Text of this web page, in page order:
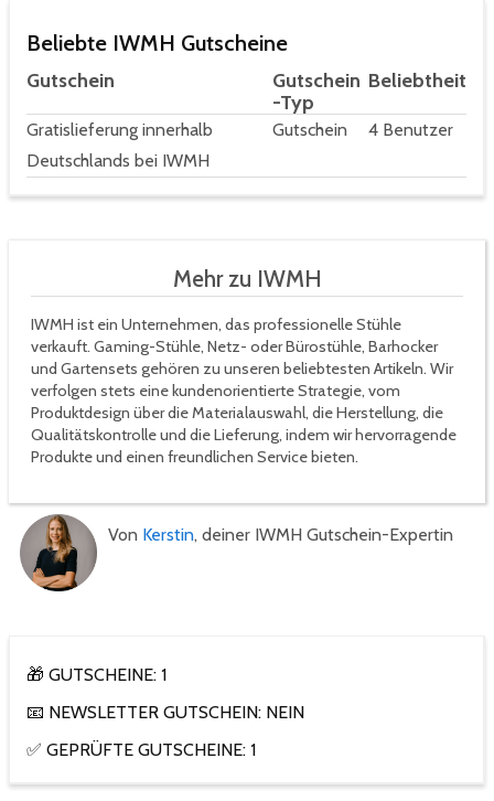
Beliebte IWMH Gutscheine
Gutschein
Gutschein
-Typ
Beliebtheit
Gratislieferung innerhalb
Deutschlands bei IWMH
Gutschein 4 Benutzer
Mehr zu IWMH
IWMH ist ein Unternehmen, das professionelle Stühle
verkauft. Gaming-Stühle, Netz- oder Bürostühle, Barhocker
und Gartensets gehören zu unseren beliebtesten Artikeln. Wir
verfolgen stets eine kundenorientierte Strategie, vom
Produktdesign über die Materialauswahl, die Herstellung, die
Qualitätskontrolle und die Lieferung, indem wir hervorragende
Produkte und einen freundlichen Service bieten.
Von Kerstin, deiner IWMH Gutschein-Expertin
🎁 GUTSCHEINE: 1
📧 NEWSLETTER GUTSCHEIN: NEIN
✅ GEPRÜFTE GUTSCHEINE: 1